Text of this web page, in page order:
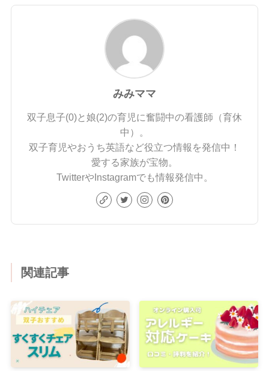
みみママ
双子息子(0)と娘(2)の育児に奮闘中の看護師（育休
中）。
双子育児やおうち英語など役立つ情報を発信中！
愛する家族が宝物。
TwitterやInstagramでも情報発信中。
関連記事